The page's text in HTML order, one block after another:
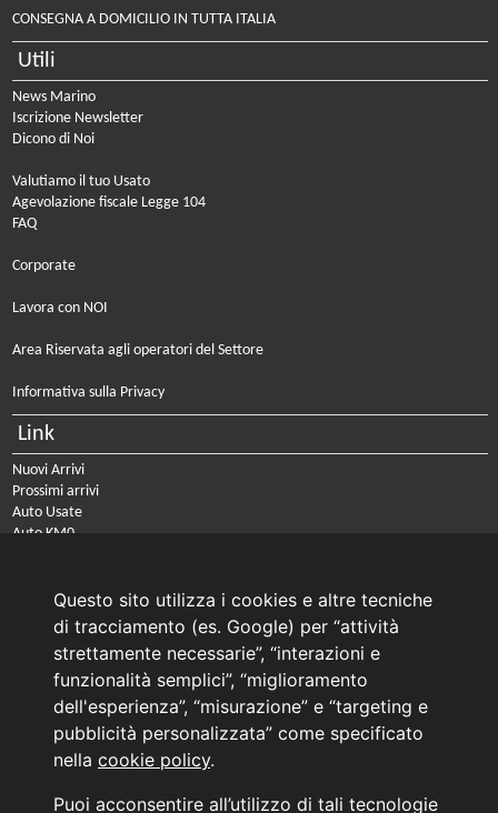
Questo sito utilizza i cookies e altre tecniche
di tracciamento (es. Google) per “attività
strettamente necessarie”, “interazioni e
funzionalità semplici”, “miglioramento
dell'esperienza”, “misurazione” e “targeting e
pubblicità personalizzata” come specificato
nella cookie policy.
Puoi acconsentire all’utilizzo di tali tecnologie
CONSEGNA A DOMICILIO IN TUTTA ITALIA
Utili
News Marino
Iscrizione Newsletter
Dicono di Noi
Valutiamo il tuo Usato
Agevolazione fiscale Legge 104
FAQ
Corporate
Lavora con NOI
Area Riservata agli operatori del Settore
Informativa sulla Privacy
Link
Nuovi Arrivi
Prossimi arrivi
Auto Usate
Auto KM0
PRENOTA IL TUO INTERVENTO DI OFFICINA
PRENOTA LA REVISIONE DELLA TUA AUTO
Consulente Online Usato: 0805608980
Consulente Online Hyundai: 0805608985
AUTO PLANET BARI SRL | BARI, via Zippitelli 32-34 - CAP 70132 | P.I. 05126720720